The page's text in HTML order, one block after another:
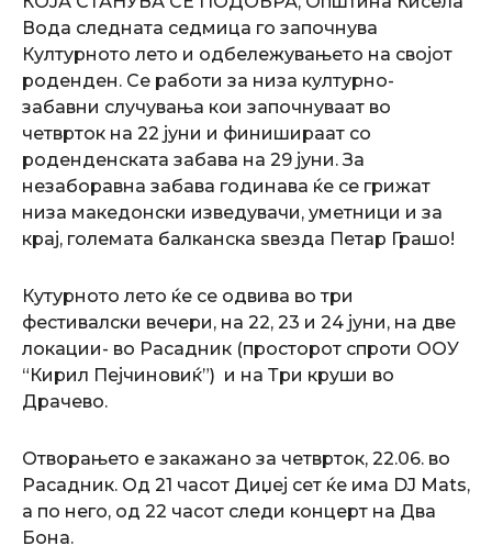
Вода следната седмица го започнува
Културното лето и одбележувањето на својот
роденден. Се работи за низа културно-
забавни случувања кои започнуваат во
четврток на 22 јуни и финишираат со
роденденската забава на 29 јуни. За
незаборавна забава годинава ќе се грижат
низа македонски изведувачи, уметници и за
крај, големата балканска ѕвезда Петар Грашо!
Кутурното лето ќе се одвива во три
фестивалски вечери, на 22, 23 и 24 јуни, на две
локации- во Расадник (просторот спроти ООУ
“Кирил Пејчиновиќ”) и на Три круши во
Драчево.
Отворањето е закажано за четврток, 22.06. во
Расадник. Од 21 часот Диџеј сет ќе има DJ Mats,
а по него, од 22 часот следи концерт на Два
Бона.